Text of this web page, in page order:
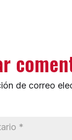
de correo